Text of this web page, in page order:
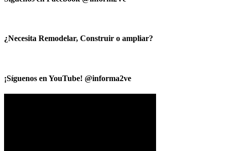
¿Necesita Remodelar, Construir o ampliar?
¡Síguenos en YouTube! @informa2ve